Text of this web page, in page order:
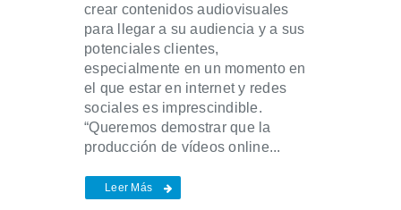
crear contenidos audiovisuales
para llegar a su audiencia y a sus
potenciales clientes,
especialmente en un momento en
el que estar en internet y redes
sociales es imprescindible.
“Queremos demostrar que la
producción de vídeos online...
Leer Más